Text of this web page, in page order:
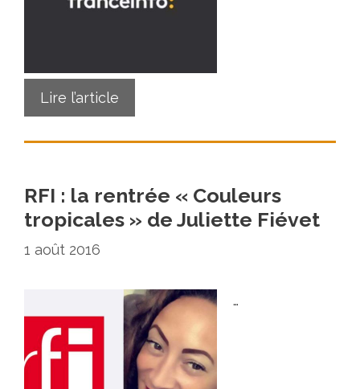
Lire l’article
RFI : la rentrée « Couleurs
tropicales » de Juliette Fiévet
1 août 2016
…